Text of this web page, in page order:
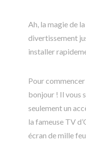
Ah, la magie de
divertissement
installer
Pour
bonjour ! Il vous
seulement un
la fameuse TV
écran de mille